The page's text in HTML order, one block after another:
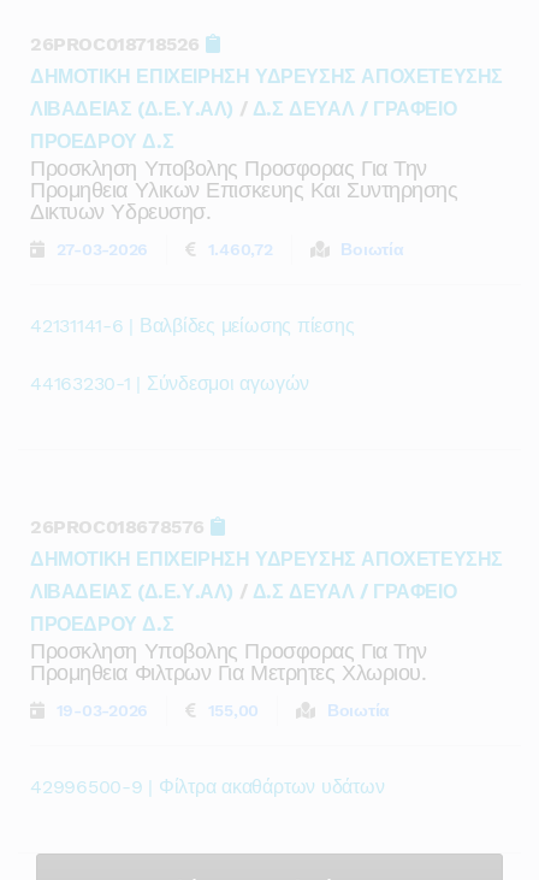
26PROC018718526
ΔΗΜΟΤΙΚΗ ΕΠΙΧΕΙΡΗΣΗ ΥΔΡΕΥΣΗΣ ΑΠΟΧΕΤΕΥΣΗΣ
ΛΙΒΑΔΕΙΑΣ (Δ.Ε.Υ.ΑΛ) / Δ.Σ ΔΕΥΑΛ / ΓΡΑΦΕΙΟ
ΠΡΟΕΔΡΟΥ Δ.Σ
Προσκληση Υποβολης Προσφορας Για Την
Προμηθεια Υλικων Επισκευης Και Συντηρησης
Δικτυων Υδρευσησ.
27-03-2026 1.460,72 Βοιωτία
42131141-6 | Βαλβίδες μείωσης πίεσης
44163230-1 | Σύνδεσμοι αγωγών
26PROC018678576
ΔΗΜΟΤΙΚΗ ΕΠΙΧΕΙΡΗΣΗ ΥΔΡΕΥΣΗΣ ΑΠΟΧΕΤΕΥΣΗΣ
ΛΙΒΑΔΕΙΑΣ (Δ.Ε.Υ.ΑΛ) / Δ.Σ ΔΕΥΑΛ / ΓΡΑΦΕΙΟ
ΠΡΟΕΔΡΟΥ Δ.Σ
Προσκληση Υποβολης Προσφορας Για Την
Προμηθεια Φιλτρων Για Μετρητες Χλωριου.
19-03-2026 155,00 Βοιωτία
42996500-9 | Φίλτρα ακαθάρτων υδάτων